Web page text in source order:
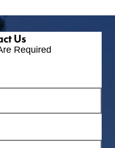
Us
Required